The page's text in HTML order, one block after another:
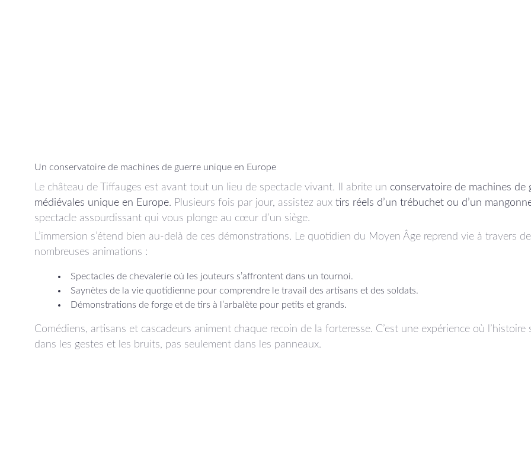
Un conservatoire de machines de guerre unique en Europe
Le château de Tiffauges est avant tout un lieu de spectacle vivant. Il abrite un conservatoire de machines de
médiévales unique en Europe. Plusieurs fois par jour, assistez aux tirs réels d’un trébuchet ou d’un
spectacle assourdissant qui vous plonge au cœur d’un siège.
L’immersion s’étend bien au-delà de ces démonstrations. Le quotidien du Moyen Âge reprend vie à travers de
nombreuses animations :
Spectacles de chevalerieoù les jouteurs s’affrontent dans un tournoi.
Saynètes de la vie quotidiennepour comprendre le travail des artisans et des soldats.
Démonstrations de forge et de tirs à l’arbalètepour petits et grands.
Comédiens, artisans et cascadeurs animent chaque recoin de la forteresse. C’est une expérience où l’histoire
dans les gestes et les bruits, pas seulement dans les panneaux.